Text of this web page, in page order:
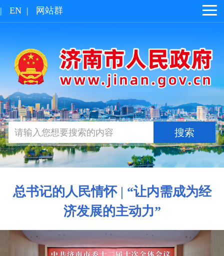
| EN | 网站群
总书记的人民情怀 | “让内需成为经
济发展的主动力”